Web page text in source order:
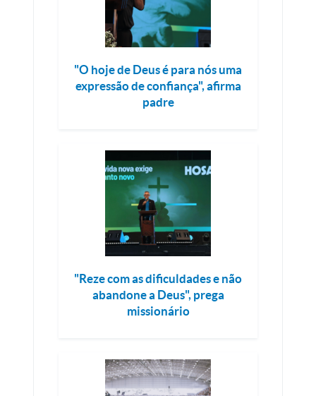
"O hoje de Deus é para nós uma
expressão de confiança", afirma
padre
"Reze com as dificuldades e não
abandone a Deus", prega
missionário